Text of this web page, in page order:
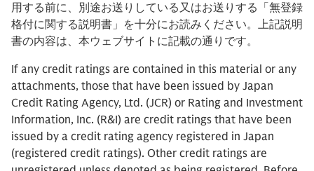
用する前に、別途お送りしている又はお送りする「無登録
格付に関する説明書」を十分にお読みください。上記説明
書の内容は、本ウェブサイトに記載の通りです。
If any credit ratings are contained in this material or any
attachments, those that have been issued by Japan
Credit Rating Agency, Ltd. (JCR) or Rating and Investment
Information, Inc. (R&I) are credit ratings that have been
issued by a credit rating agency registered in Japan
(registered credit ratings). Other credit ratings are